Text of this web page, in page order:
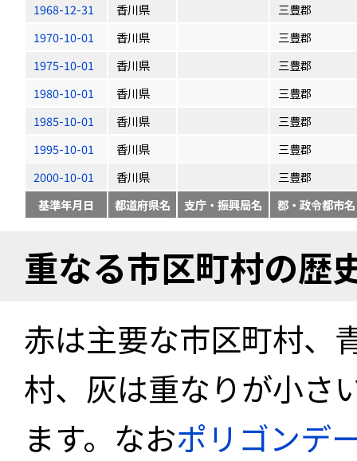
1968-12-31
香川県
三豊郡
1970-10-01
香川県
三豊郡
1975-10-01
香川県
三豊郡
1980-10-01
香川県
三豊郡
1985-10-01
香川県
三豊郡
1995-10-01
香川県
三豊郡
2000-10-01
香川県
三豊郡
基準年月日
都道府県名 支庁・振興局名 郡・政令都市名
重なる市区町村の歴
赤は主要な市区町村、
村、灰は重なりが小さ
ます。なおポリゴンデ